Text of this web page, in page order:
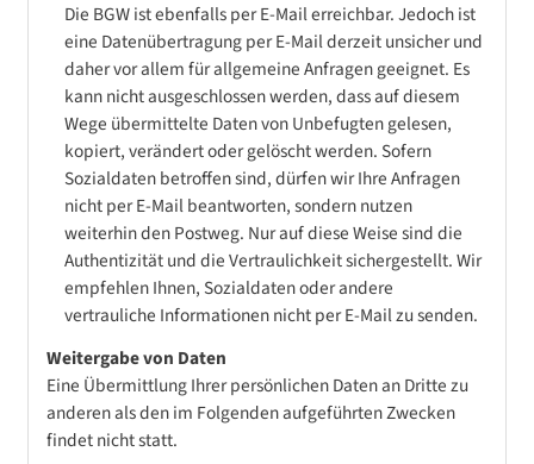
Die BGW ist ebenfalls per E-Mail erreichbar. Jedoch ist
eine Datenübertragung per E-Mail derzeit unsicher und
daher vor allem für allgemeine Anfragen geeignet. Es
kann nicht ausgeschlossen werden, dass auf diesem
Wege übermittelte Daten von Unbefugten gelesen,
kopiert, verändert oder gelöscht werden. Sofern
Sozialdaten betroffen sind, dürfen wir Ihre Anfragen
nicht per E-Mail beantworten, sondern nutzen
weiterhin den Postweg. Nur auf diese Weise sind die
Authentizität und die Vertraulichkeit sichergestellt. Wir
empfehlen Ihnen, Sozialdaten oder andere
vertrauliche Informationen nicht per E-Mail zu senden.
Weitergabe von Daten
Eine Übermittlung Ihrer persönlichen Daten an Dritte zu
anderen als den im Folgenden aufgeführten Zwecken
findet nicht statt.